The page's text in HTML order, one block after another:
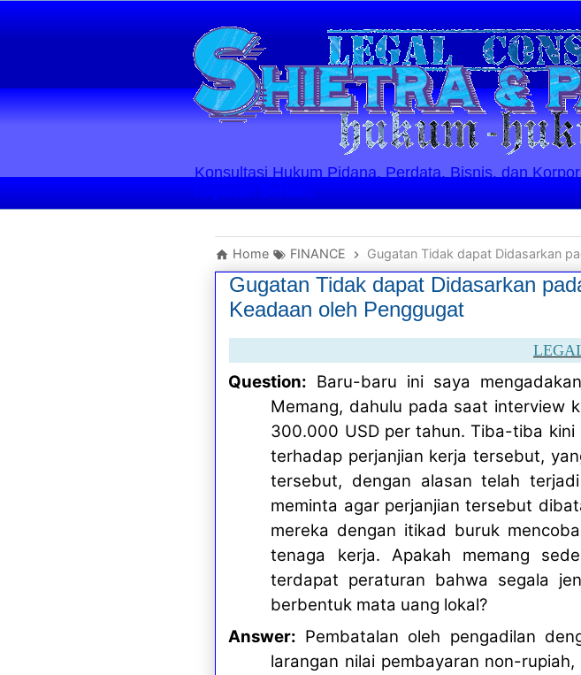
Konsultasi Hukum Pidana, Perdata, Bisnis, dan
Layanan Berlaku
Home FINANCE Gugatan Tidak dapat Didasarkan
Gugatan Tidak dapat Didasarkan
Keadaan oleh Penggugat
Question: Baru-baru ini saya
Memang, dahulu pada saat interview
300.000 USD per tahun. Tiba-tiba
terhadap perjanjian kerja tersebut,
tersebut, dengan alasan telah
meminta agar perjanjian tersebut
mereka dengan itikad buruk
tenaga kerja. Apakah memang
terdapat peraturan bahwa segala
berbentuk mata uang lokal?
Answer: Pembatalan oleh pengadilan
larangan nilai pembayaran non-